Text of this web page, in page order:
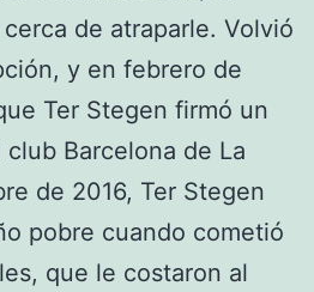
de atraparle. Volvió
y en febrero de
Ter Stegen firmó un
Barcelona de La
de 2016, Ter Stegen
pobre cuando cometió
que le costaron al